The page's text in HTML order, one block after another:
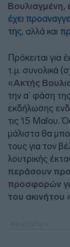
Βουλιαγμένη,
έχει
της, αλλά και
Πρόκειται για
τ.μ. συνολικά
«Ακτής
την α’ φάση
εκδήλωσης
τις 15 Μαΐου.
μάλιστα θα
τους για τον
λουτρικής
περάσουν
προσφορών
του ακινήτου